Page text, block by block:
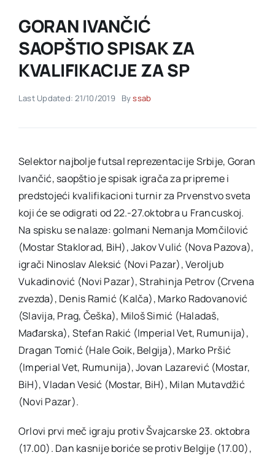
Akti SSAB
Kontakt
GORAN IVANČIĆ
SAOPŠTIO SPISAK ZA
KVALIFIKACIJE ZA SP
Last Updated: 21/10/2019 Byssab
Selektor najbolje futsal reprezentacije Srbije, Goran
Ivančić, saopštio je spisak igrača za pripreme i
predstojeći kvalifikacioni turnir za Prvenstvo sveta
koji će se odigrati od 22.-27.oktobra u Francuskoj.
Na spisku se nalaze: golmani Nemanja Momčilović
(Mostar Staklorad, BiH), Jakov Vulić (Nova Pazova),
igrači Ninoslav Aleksić (Novi Pazar), Veroljub
Vukadinović (Novi Pazar), Strahinja Petrov (Crvena
zvezda), Denis Ramić (Kalča), Marko Radovanović
(Slavija, Prag, Češka), Miloš Simić (Haladaš,
Mađarska), Stefan Rakić (Imperial Vet, Rumunija),
Dragan Tomić (Hale Goik, Belgija), Marko Pršić
(Imperial Vet, Rumunija), Jovan Lazarević (Mostar,
BiH), Vladan Vesić (Mostar, BiH), Milan Mutavdžić
(Novi Pazar).
Orlovi prvi meč igraju protiv Švajcarske 23. oktobra
(17.00). Dan kasnije boriće se protiv Belgije (17.00),